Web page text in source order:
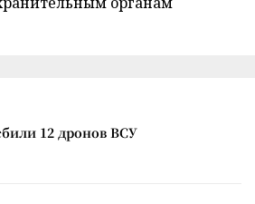
12 дронов ВСУ